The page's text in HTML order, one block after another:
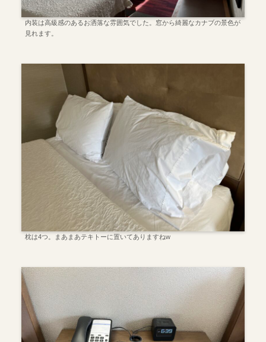
内装は高級感のあるお洒落な雰囲気でした。窓から綺麗なカナブの景色が
見れます。
枕は4つ。まあまあテキトーに置いてありますねw